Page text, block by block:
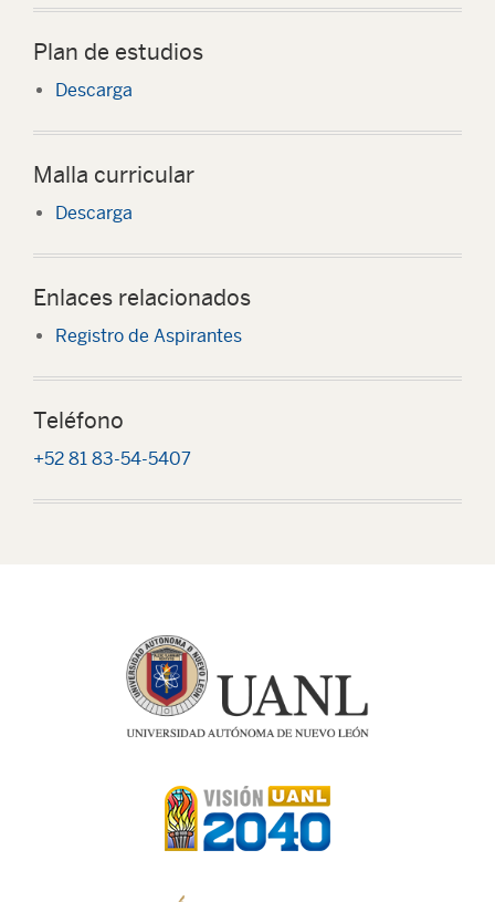
Plan de estudios
Descarga
Malla curricular
Descarga
Enlaces relacionados
Registro de Aspirantes
Teléfono
+52 81 83-54-5407